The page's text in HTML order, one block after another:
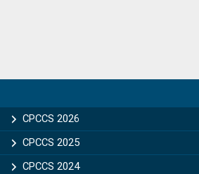
Sidebar
CPCCS 2026
CPCCS 2025
CPCCS 2024